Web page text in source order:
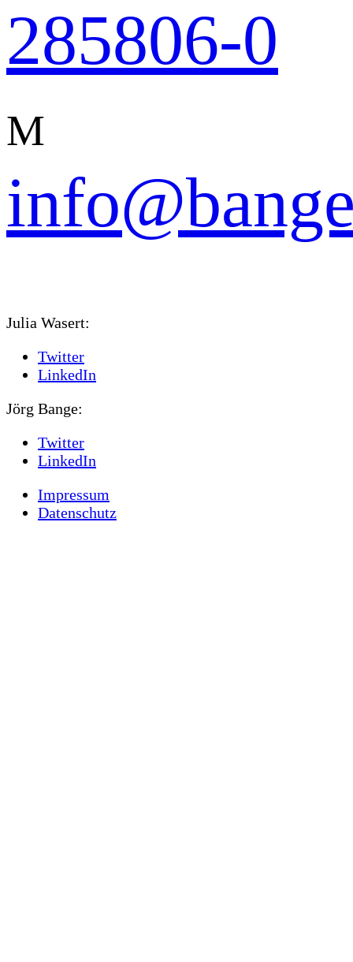
285806-0
M
Julia Wasert:
Twitter
LinkedIn
Jörg Bange:
Twitter
LinkedIn
Impressum
Datenschutz